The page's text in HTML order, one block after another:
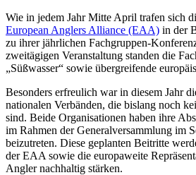
Wie in jedem Jahr Mitte April trafen sich
European Anglers Alliance (EAA) in der
zu ihrer jährlichen Fachgruppen-
zweitägigen Veranstaltung standen die
„Süßwasser“ sowie übergreifende
Besonders erfreulich war in diesem Jahr
nationalen Verbänden, die bislang noch
sind. Beide Organisationen haben ihre
im Rahmen der Generalversammlung im
beizutreten. Diese geplanten Beitritte
der EAA sowie die europaweite
Angler nachhaltig stärken.